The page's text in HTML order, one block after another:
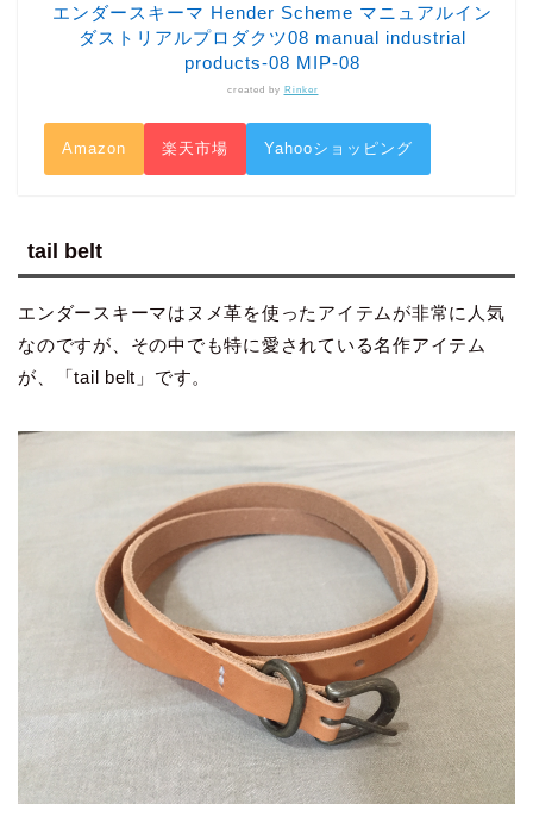
エンダースキーマ Hender Scheme マニュアルイン
ダストリアルプロダクツ08 manual industrial
products-08 MIP-08
created by Rinker
Amazon 楽天市場 Yahooショッピング
tail belt
エンダースキーマはヌメ革を使ったアイテムが非常に人気
なのですが、その中でも特に愛されている名作アイテム
が、「tail belt」です。